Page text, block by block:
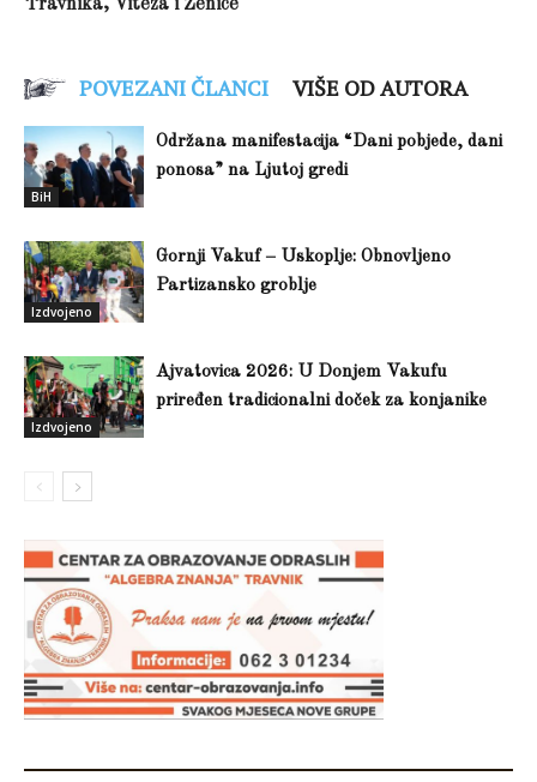
Travnika, Viteza i Zenice
POVEZANI ČLANCI VIŠE OD AUTORA
BiH
Održana manifestacija “Dani pobjede, dani
ponosa” na Ljutoj gredi
Izdvojeno
Gornji Vakuf – Uskoplje: Obnovljeno
Partizansko groblje
Izdvojeno
Ajvatovica 2026: U Donjem Vakufu
priređen tradicionalni doček za konjanike